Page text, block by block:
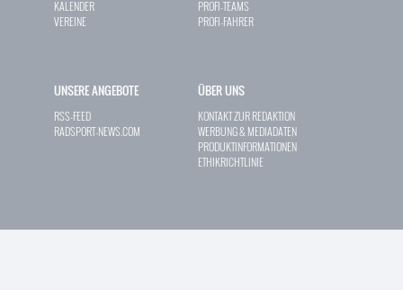
KALENDER
VEREINE
PROFI-TEAMS
PROFI-FAHRER
UNSERE ANGEBOTE
RSS-FEED
RADSPORT-NEWS.COM
ÜBER UNS
KONTAKT ZUR REDAKTION
WERBUNG & MEDIADATEN
PRODUKTINFORMATIONEN
ETHIKRICHTLINIE